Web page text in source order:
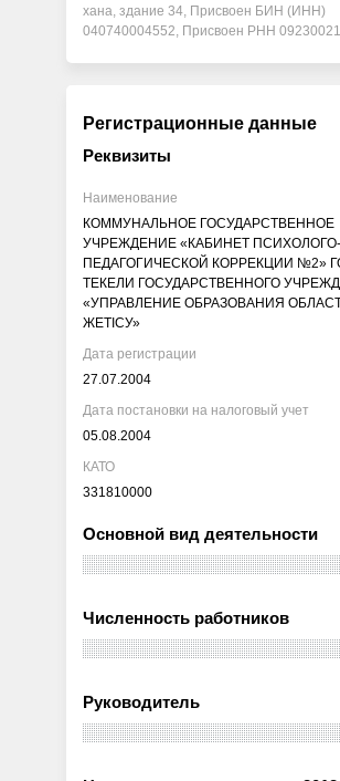
хана, здание 34, Присвоен БИН (ИНН)
040740004552, Присвоен РНН
Регистрационные данные
Реквизиты
Наименование
КОММУНАЛЬНОЕ ГОСУДАРСТВЕННОЕ
УЧРЕЖДЕНИЕ «КАБИНЕТ ПСИХОЛОГО-
ПЕДАГОГИЧЕСКОЙ КОРРЕКЦИИ №2»
ТЕКЕЛИ ГОСУДАРСТВЕННОГО
«УПРАВЛЕНИЕ ОБРАЗОВАНИЯ
ЖЕТІСУ»
Дата регистрации
27.07.2004
Дата постановки на налоговый учет
05.08.2004
КАТО
331810000
Основной вид деятельности
Численность работников
Руководитель